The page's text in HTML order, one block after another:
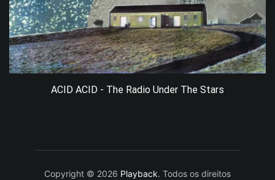
ACID ACID - The Radio Under The Stars
Copyright © 2026 Playback. Todos os direitos